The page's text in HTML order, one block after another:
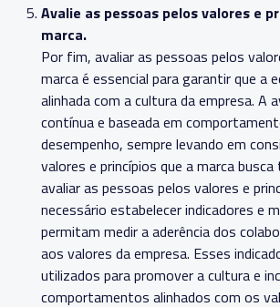
Avalie as pessoas pelos valores e
marca.
Por fim, avaliar as pessoas pelos
marca é essencial para garantir que a
alinhada com a cultura da empresa. A
contínua e baseada em
desempenho, sempre levando em
valores e princípios que a marca
avaliar as pessoas pelos valores e
necessário estabelecer indicadores e
permitam medir a aderência dos
aos valores da empresa. Esses
utilizados para promover a cultura e
comportamentos alinhados com os